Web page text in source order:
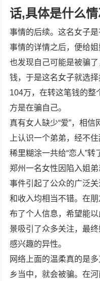
话,具体是什么
事情的后续。这名女子
事情的详情之后，便给
也发现自己可能是被骗
钱，于是这名女子就选
104万，在转这笔钱的整
方是在骗自己。
真有女人缺少“爱”，相
上认识一个弟弟，经不
稀里糊涂一共给“恋人”转
郑州一名女性因陷入姐
事件引起了公众的广泛
和收入均相当不错。在
布了个人信息，希望能
景吸引了众多关注，最
感兴趣的异性。
网络上面的温柔真的是
乡当中，就会被骗。在